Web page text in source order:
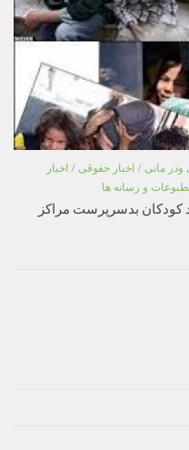
ودر مانی / اخبار حقوقی / اخبار
و رسانه ها
ایرنا اعلام شد؛ ۲۷ درصد کودکان بدسرپرست مراکز